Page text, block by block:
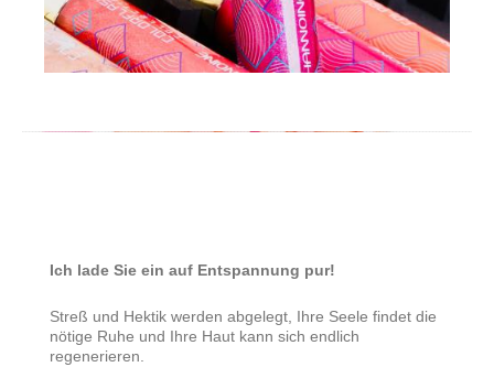
Ich lade Sie ein auf Entspannung pur!
Streß und Hektik werden abgelegt, Ihre Seele findet die
nötige Ruhe und Ihre Haut kann sich endlich
regenerieren.